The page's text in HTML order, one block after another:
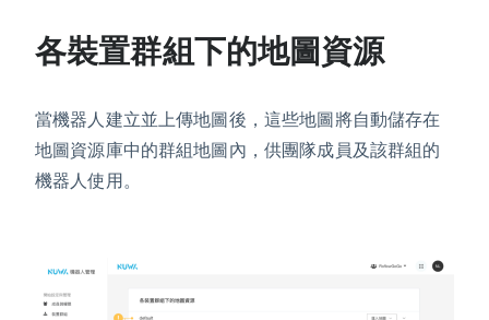
各裝置群組下的地圖資源
當機器人建立並上傳地圖後，這些地圖將自動儲存在
地圖資源庫中的群組地圖內，供團隊成員及該群組的
機器人使用。